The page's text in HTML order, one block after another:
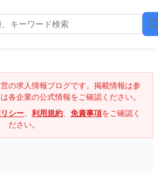
の求人情報ブログです。掲載情報は参
各企業の公式情報をご確認ください。
シー、 利用規約、 免責事項をご確認く
ださい。